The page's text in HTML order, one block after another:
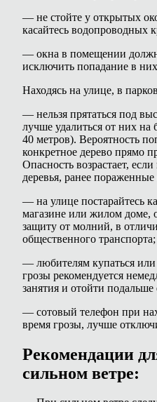
— не стойте у открытых
касайтесь водопроводных
— окна в помещении
исключить попадание в
Находясь на улице, в
— нельзя прятаться под
лучше удалиться от них на
40 метров). Вероятность
конкретное дерево прямо
Опасность возрастает,
деревья, ранее
— на улице постарайтесь
магазине или жилом
защиту от молний, в
общественного транспорта;
— любителям купаться
грозы рекомендуется
занятия и отойти подальше
— сотовый телефон при
время грозы, лучше
Рекомендации
сильном ветре: